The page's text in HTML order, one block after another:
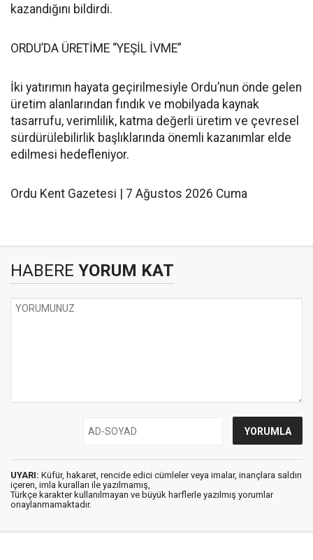
kazandığını bildirdi.
ORDU’DA ÜRETİME “YEŞİL İVME”
İki yatırımın hayata geçirilmesiyle Ordu’nun önde gelen
üretim alanlarından fındık ve mobilyada kaynak
tasarrufu, verimlilik, katma değerli üretim ve çevresel
sürdürülebilirlik başlıklarında önemli kazanımlar elde
edilmesi hedefleniyor.
Ordu Kent Gazetesi | 7 Ağustos 2026 Cuma
HABERE YORUM KAT
UYARI: Küfür, hakaret, rencide edici cümleler veya imalar, inançlara saldırı
içeren, imla kuralları ile yazılmamış,
Türkçe karakter kullanılmayan ve büyük harflerle yazılmış yorumlar
onaylanmamaktadır.